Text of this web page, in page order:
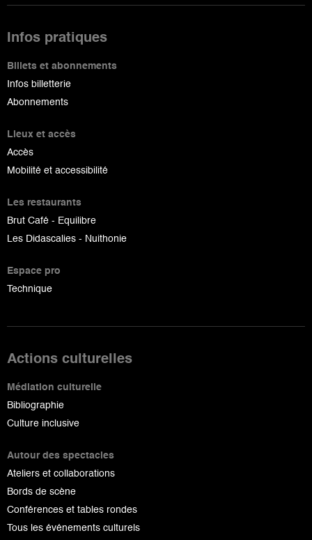
Infos pratiques
Billets et abonnements
Infos billetterie
Abonnements
Lieux et accès
Accès
Mobilité et accessibilité
Les restaurants
Brut Café - Equilibre
Les Didascalies - Nuithonie
Espace pro
Technique
Actions culturelles
Médiation culturelle
Bibliographie
Culture inclusive
Autour des spectacles
Ateliers et collaborations
Bords de scène
Conférences et tables rondes
Tous les événements culturels